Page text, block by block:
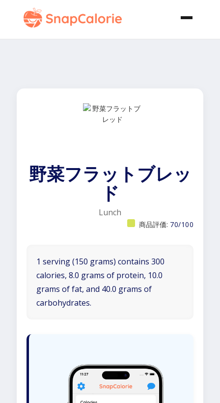
野菜フラットブレッ
ド
Lunch
商品評価: 70/100
1 serving (150 grams) contains 300
calories, 8.0 grams of protein, 10.0
grams of fat, and 40.0 grams of
carbohydrates.